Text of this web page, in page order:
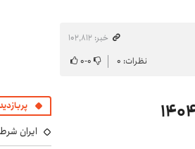
خبر: ۱۰۲٬۸۱۲
نظرات: ۰ ۰-۰
ایران